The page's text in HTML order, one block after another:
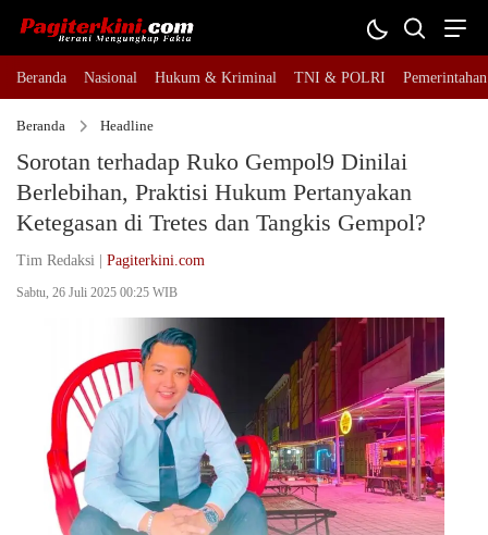
Beranda Nasional Hukum & Kriminal TNI & POLRI Pemerintahan
Beranda Headline
Sorotan terhadap Ruko Gempol9 Dinilai
Berlebihan, Praktisi Hukum Pertanyakan
Ketegasan di Tretes dan Tangkis Gempol?
Tim Redaksi | Pagiterkini.com
Sabtu, 26 Juli 2025 00:25 WIB